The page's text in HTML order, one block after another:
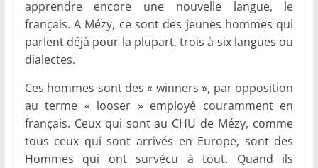
apprendre encore une nouvelle langue, le
français. A Mézy, ce sont des jeunes hommes qui
parlent déjà pour la plupart, trois à six langues ou
dialectes.
Ces hommes sont des « winners », par opposition
au terme « looser » employé couramment en
français. Ceux qui sont au CHU de Mézy, comme
tous ceux qui sont arrivés en Europe, sont des
Hommes qui ont survécu à tout. Quand ils